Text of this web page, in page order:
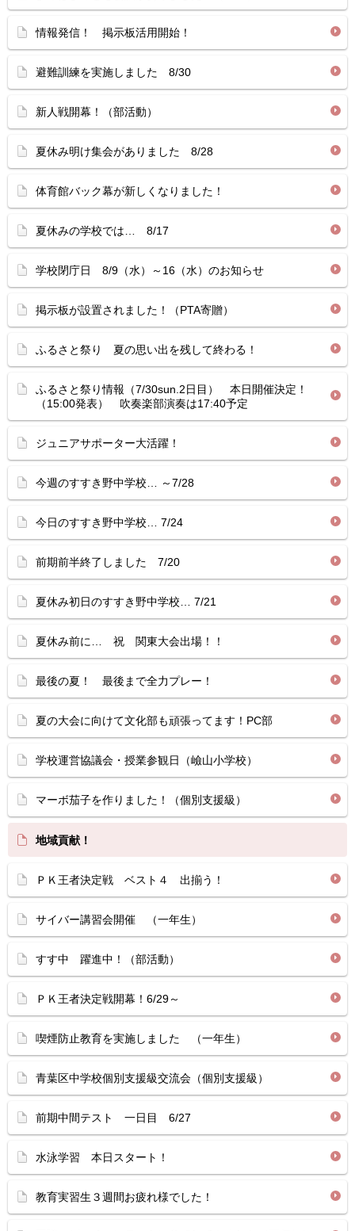
情報発信！ 掲示板活用開始！
避難訓練を実施しました 8/30
新人戦開幕！（部活動）
夏休み明け集会がありました 8/28
体育館バック幕が新しくなりました！
夏休みの学校では… 8/17
学校閉庁日 8/9（水）～16（水）のお知らせ
掲示板が設置されました！（PTA寄贈）
ふるさと祭り 夏の思い出を残して終わる！
ふるさと祭り情報（7/30sun.2日目） 本日開催決定！
（15:00発表） 吹奏楽部演奏は17:40予定
ジュニアサポーター大活躍！
今週のすすき野中学校… ～7/28
今日のすすき野中学校… 7/24
前期前半終了しました 7/20
夏休み初日のすすき野中学校… 7/21
夏休み前に… 祝 関東大会出場！！
最後の夏！ 最後まで全力プレー！
夏の大会に向けて文化部も頑張ってます！PC部
学校運営協議会・授業参観日（嶮山小学校）
マーボ茄子を作りました！（個別支援級）
地域貢献！
ＰＫ王者決定戦 ベスト４ 出揃う！
サイバー講習会開催 （一年生）
すす中 躍進中！（部活動）
ＰＫ王者決定戦開幕！6/29～
喫煙防止教育を実施しました （一年生）
青葉区中学校個別支援級交流会（個別支援級）
前期中間テスト 一日目 6/27
水泳学習 本日スタート！
教育実習生３週間お疲れ様でした！